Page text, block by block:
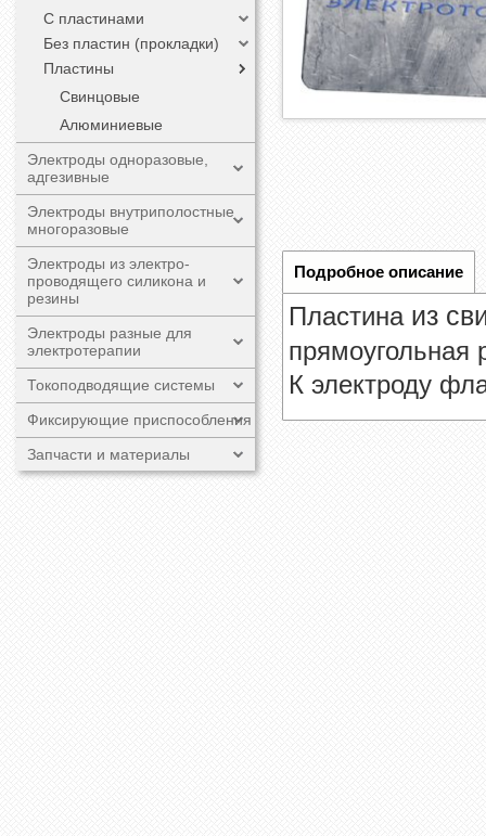
С пластинами
Без пластин (прокладки)
Пластины
Свинцовые
Алюминиевые
Электроды одноразовые,
адгезивные
Электроды внутриполостные
многоразовые
Электроды из электро-
проводящего силикона и
резины
Электроды разные для
электротерапии
Токоподводящие системы
Фиксирующие приспособления
Запчасти и материалы
Подробное описание
Пластина из
К электроду